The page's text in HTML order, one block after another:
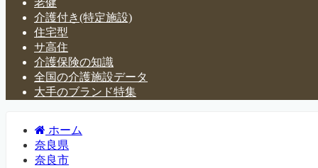
老健
介護付き(特定施設)
住宅型
サ高住
介護保険の知識
全国の介護施設データ
大手のブランド特集
ホーム
奈良県
奈良市